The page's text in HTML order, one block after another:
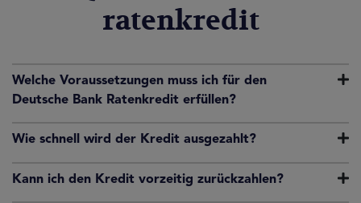
ratenkredit
Welche Voraussetzungen muss ich für den
Deutsche Bank Ratenkredit erfüllen?
Wie schnell wird der Kredit ausgezahlt?
Kann ich den Kredit vorzeitig zurückzahlen?